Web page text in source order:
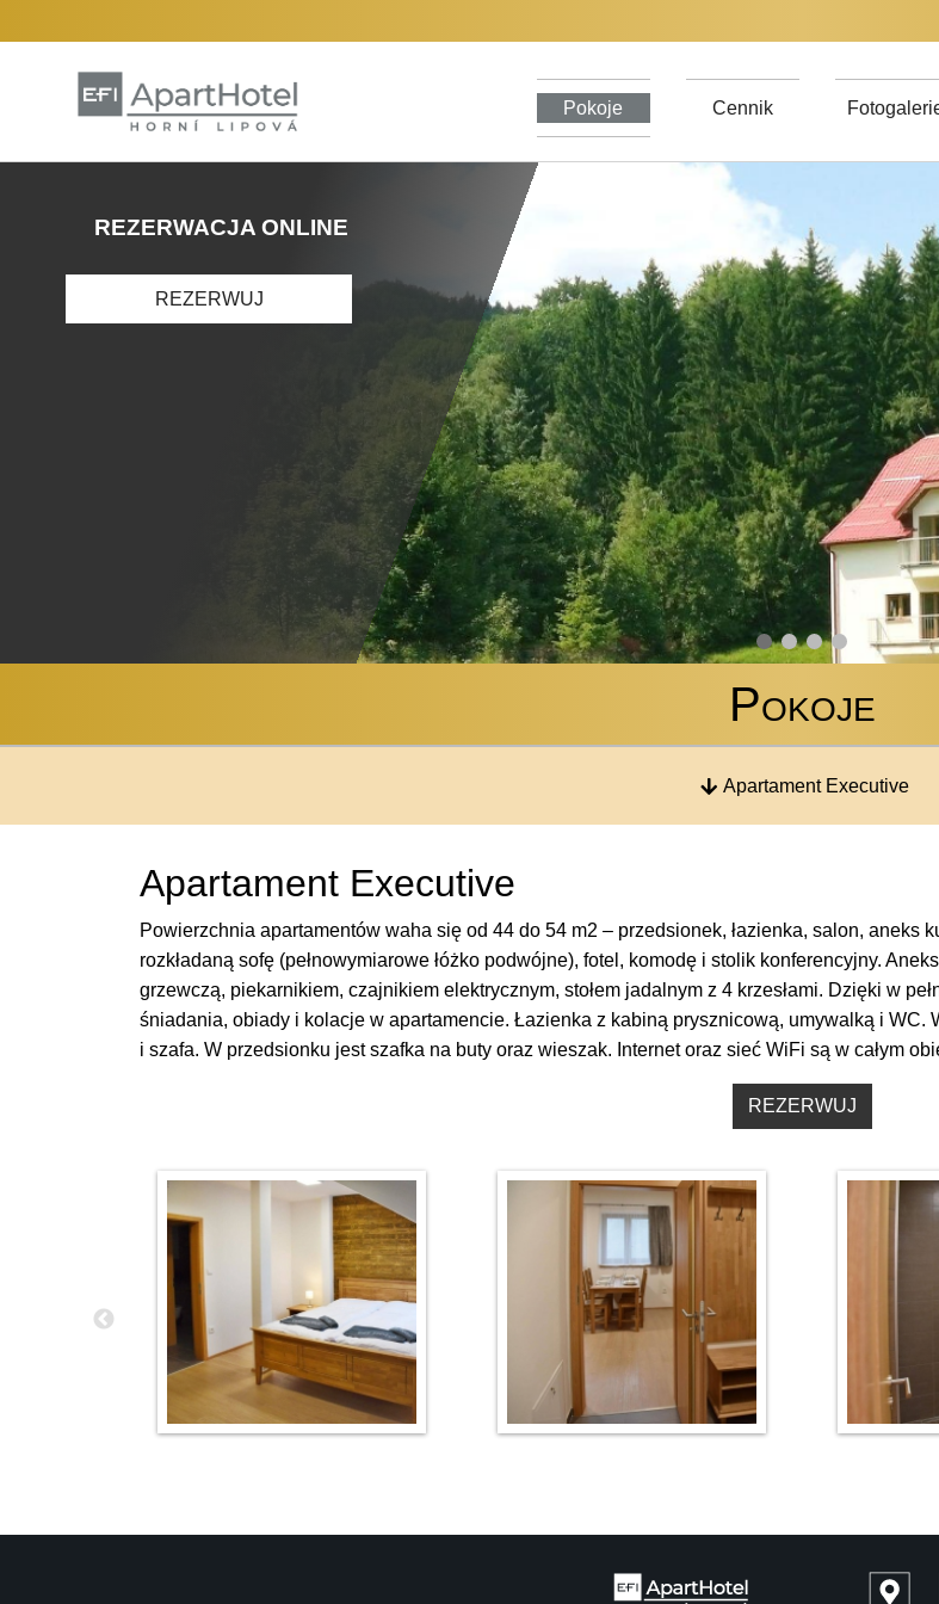
Pokoje Cennik
REZERWACJA ONLINE
REZERWUJ
Pokoje
Apartament Executive
Apartament Executive
Powierzchnia apartamentów waha się od 44 do 54 m2 – przedsionek, łazienka, salon, aneks
rozkładaną sofę (pełnowymiarowe łóżko podwójne), fotel, komodę i stolik konferencyjny.
grzewczą, piekarnikiem, czajnikiem elektrycznym, stołem jadalnym z 4 krzesłami. Dzięki w
śniadania, obiady i kolacje w apartamencie. Łazienka z kabiną prysznicową, umywalką i WC.
i szafa. W przedsionku jest szafka na buty oraz wieszak. Internet oraz sieć WiFi są w całym
REZERWUJ